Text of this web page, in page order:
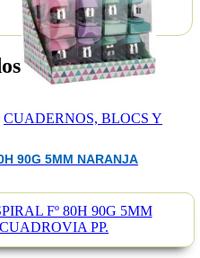
CUADERNOS, BLOCS Y
90G 5MM NARANJA